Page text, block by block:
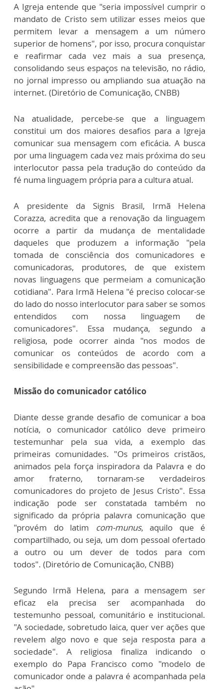
A Igreja entende que "seria impossível cumprir o
mandato de Cristo sem utilizar esses meios que
permitem levar a mensagem a um número
superior de homens", por isso, procura conquistar
e reafirmar cada vez mais a sua presença,
consolidando seus espaços na televisão, no rádio,
no jornal impresso ou ampliando sua atuação na
internet. (Diretório de Comunicação, CNBB)
Na atualidade, percebe-se que a linguagem
constitui um dos maiores desafios para a Igreja
comunicar sua mensagem com eficácia. A busca
por uma linguagem cada vez mais próxima do seu
interlocutor passa pela tradução do conteúdo da
fé numa linguagem própria para a cultura atual.
A presidente da Signis Brasil, Irmã Helena
Corazza, acredita que a renovação da linguagem
ocorre a partir da mudança de mentalidade
daqueles que produzem a informação "pela
tomada de consciência dos comunicadores e
comunicadoras, produtores, de que existem
novas linguagens que permeiam a comunicação
cotidiana". Para Irmã Helena "é preciso colocar-se
do lado do nosso interlocutor para saber se somos
entendidos com nossa linguagem de
comunicadores". Essa mudança, segundo a
religiosa, pode ocorrer ainda "nos modos de
comunicar os conteúdos de acordo com a
sensibilidade e compreensão das pessoas".
Missão do comunicador católico
Diante desse grande desafio de comunicar a boa
notícia, o comunicador católico deve primeiro
testemunhar pela sua vida, a exemplo das
primeiras comunidades. "Os primeiros cristãos,
animados pela força inspiradora da Palavra e do
amor fraterno, tornaram-se verdadeiros
comunicadores do projeto de Jesus Cristo". Essa
indicação pode ser constatada também no
significado da própria palavra comunicação que
"provém do latim
com-munus, aquilo que é
compartilhado, ou seja, um dom pessoal ofertado
a outro ou um dever de todos para com
todos". (Diretório de Comunicação, CNBB)
Segundo Irmã Helena, para a mensagem ser
eficaz ela precisa ser acompanhada do
testemunho pessoal, comunitário e institucional.
"A sociedade, sobretudo laica, quer ver ações que
revelem algo novo e que seja resposta para a
sociedade". A religiosa finaliza indicando o
exemplo do Papa Francisco como "modelo de
comunicador onde a palavra é acompanhada pela